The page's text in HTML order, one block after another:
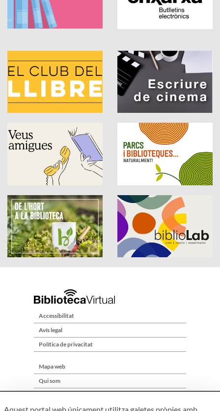
Accessibilitat
Avís legal
Política de privacitat
Mapa web
Qui som